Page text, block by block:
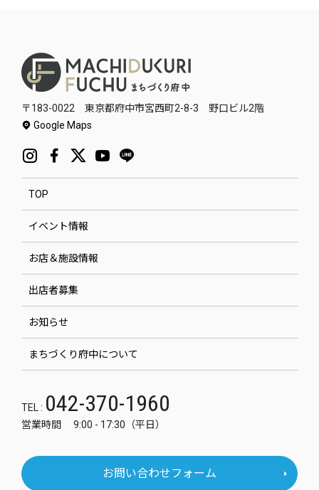
〒183-0022 東京都府中市宮西町2-8-3 野口ビル2階
Google Maps
TOP
イベント情報
お店＆施設情報
出店者募集
お知らせ
まちづくり府中について
TEL : 042-370-1960
営業時間 9:00 - 17:30（平日）
お問い合わせフォーム